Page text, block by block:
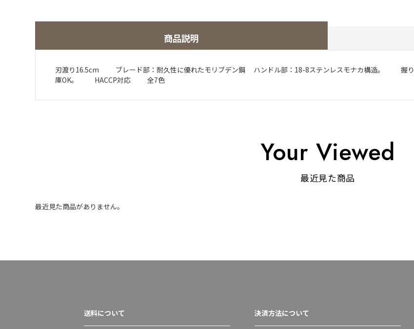
商品説明
刃渡り16.5cm ブレード部：耐久性に優れたモリブデン鋼 ハンドル部：18-8ステンレスモナカ構造。 握
庫OK。 HACCP対応 全7色
Your Viewed
最近見た商品
最近見た商品がありません。
送料について 決済方法について